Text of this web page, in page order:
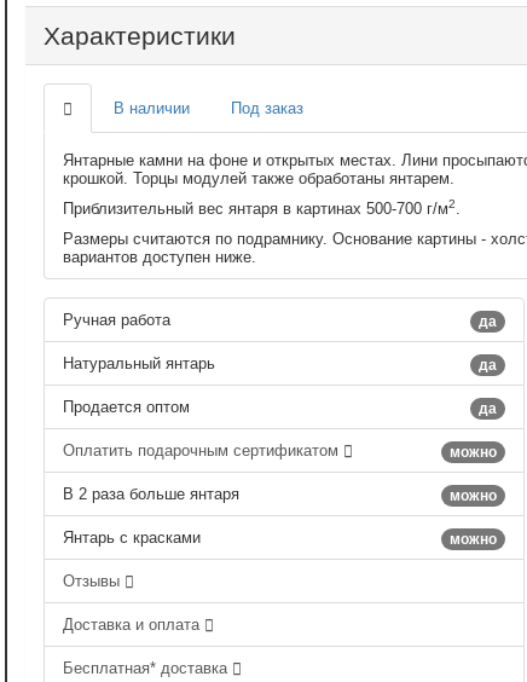
Характеристики
В наличии Под заказ
Янтарные камни на фоне и открытых местах. Лини
крошкой. Торцы модулей также обработаны янтарем.
Приблизительный вес янтаря в картинах 500-700 г/м2
Размеры считаются по подрамнику. Основание картины -
вариантов доступен ниже.
да
Ручная работа
да
Натуральный янтарь
да
Продается оптом
можно
Оплатить подарочным сертификатом
можно
В 2 раза больше янтаря
можно
Янтарь с красками
Отзывы
Доставка и оплата
Бесплатная* доставка